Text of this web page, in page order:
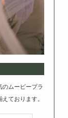
ムービープラ
ております。